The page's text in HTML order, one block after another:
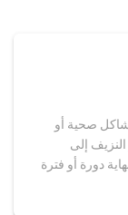
صحية أو
إلى
دورة أو فترة